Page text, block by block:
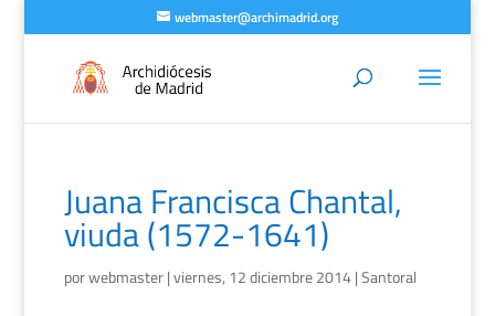
webmaster@archimadrid.org
Juana Francisca Chantal,
viuda (1572-1641)
porwebmaster|viernes, 12 diciembre 2014|Santoral